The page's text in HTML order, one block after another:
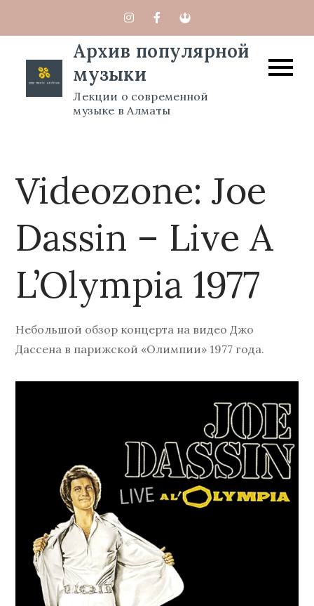
содержимомуАрхив популярной
музыки
Лекции о современной
музыке в Алматы
Videozone: Joe
Dassin – Live A
L’Olympia 1977
Небольшой обзор концерта на видео Джо
Дассена в парижской «Олимпии» 1977 года.